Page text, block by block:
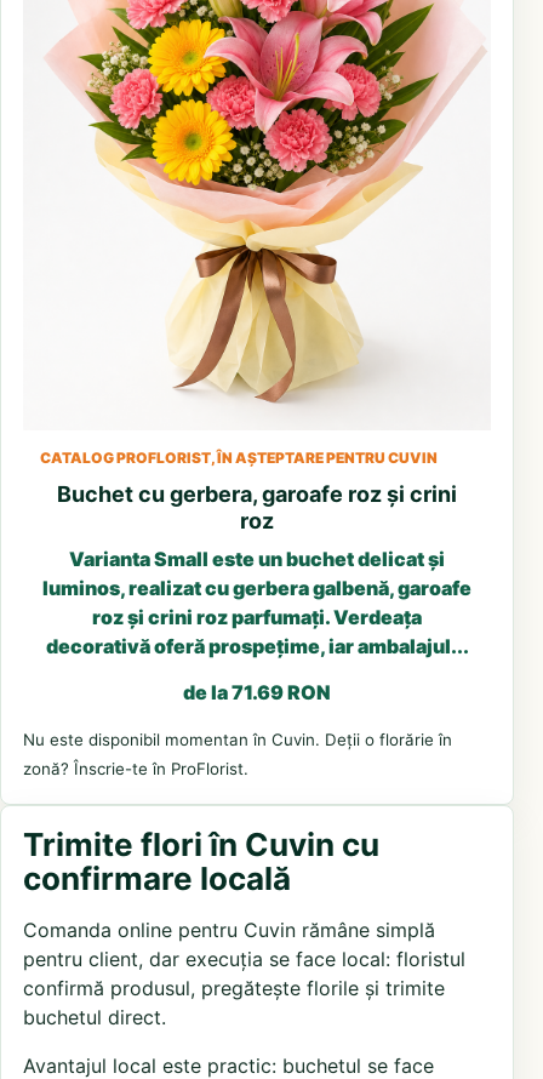
CATALOG PROFLORIST, ÎN AȘTEPTARE PENTRU CUVIN
Buchet cu gerbera, garoafe roz și crini
roz
Varianta Small este un buchet delicat și
luminos, realizat cu gerbera galbenă, garoafe
roz și crini roz parfumați. Verdeața
decorativă oferă prospețime, iar ambalajul...
de la 71.69 RON
Nu este disponibil momentan în Cuvin. Deții o florărie în
zonă? Înscrie-te în ProFlorist.
Trimite flori în Cuvin cu
confirmare locală
Comanda online pentru Cuvin rămâne simplă
pentru client, dar execuția se face local: floristul
confirmă produsul, pregătește florile și trimite
buchetul direct.
Avantajul local este practic: buchetul se face